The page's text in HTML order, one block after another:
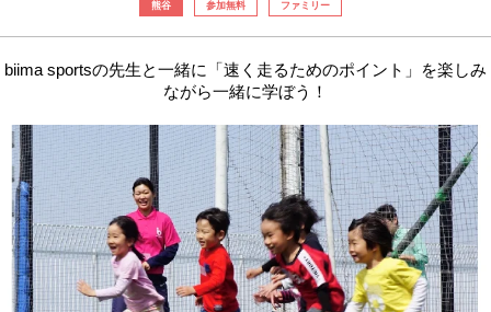
熊谷 参加無料 ファミリー
biima sportsの先生と一緒に「速く走るためのポイント」を楽しみ
ながら一緒に学ぼう！